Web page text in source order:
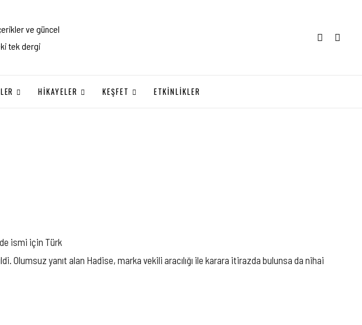
HİKAYELER KEŞFET ETKİNLİKLER
ismi için Türk
yanıt alan Hadise, marka vekili aracılığı ile karara itirazda bulunsa da nihai